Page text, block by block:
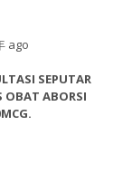
ago
SEPUTAR
OBAT ABORSI